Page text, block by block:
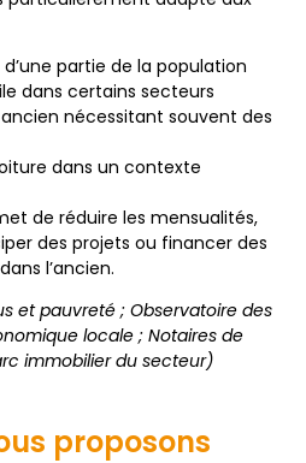
partie de la population
dans certains secteurs
ancien nécessitant souvent des
dans un contexte
de réduire les mensualités,
des projets ou financer des
l’ancien.
et pauvreté ; Observatoire des
locale ; Notaires de
immobilier du secteur)
proposons